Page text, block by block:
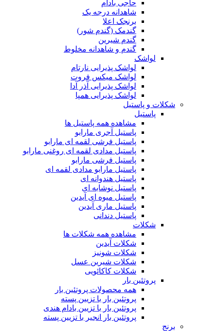
حاجی بادام
شاهدانه درجه یک
برنجک اعلا
گندمک (گندم شور)
گندم شیرین
گندم و شاهدانه مخلوط
لواشک
لواشک پذیرایی نارتام
لواشک میکس فروت
لواشک پذیرایی آذر آدا
لواشک پذیرایی همپا
شکلات و پاستیل
پاستیل
مشاهده همه پاستیل ها
پاستیل آجری مارابو
پاستیل فرشی لقمه ای مارابو
پاستیل مدادی لقمه ای روغنی مارابو
پاستیل فرشی مارابو
پاستیل مارابو مدادی لقمه ای
پاستیل هندوانه ای
پاستیل نوشابه ای
پاستیل میوه ای آیدین
پاستیل ماری آیدین
پاستیل دندانی
شکلات
مشاهده همه شکلات ها
شکلات آیدین
شکلات شونیز
شکلات شیرین عسل
شکلات کاکائویی
پروتئین بار
همه محصولات پروتئین بار
پروتئین بار با تزیین پسته
پروتئین بار با تزیین بادام هندی
پروتئین بار انجیر با تزیین پسته
برنج